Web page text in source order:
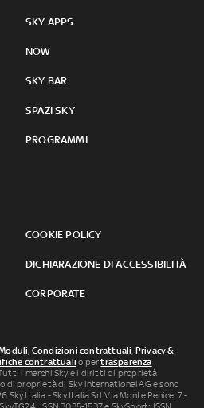
SKY APPS
NOW
SKY BAR
SPAZI SKY
PROGRAMMI
COOKIE POLICY
DICHIARAZIONE DI ACCESSIBILITÀ
CORPORATE
Condizioni contrattuali Privacy &
contrattuali o pertrasparenza
Tutti i marchi Sky e i diritti di proprietà
di proprietà di Sky international AG e sono
Sky Italia - Sky Italia Srl Via Monte Penice, 7 -